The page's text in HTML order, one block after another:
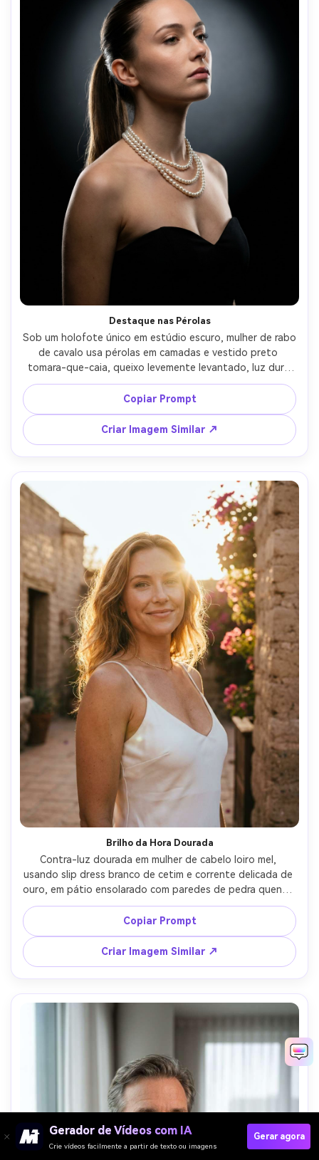
Destaque nas Pérolas
Sob um holofote único em estúdio escuro, mulher de rabo
de cavalo usa pérolas em camadas e vestido preto
tomara-que-caia, queixo levemente levantado, luz dura
suavizada com difusor além de recorte sutil, Leica SL2
90mm f/2, enquadramento apertado de rosto e ombros,
glamour de alto padrão dramático, textura natural da
pele, detalhes nítidos das pérolas, alta resolução --ar 4:5
Copiar Prompt
Criar Imagem Similar ↗
Brilho da Hora Dourada
Contra-luz dourada em mulher de cabelo loiro mel,
usando slip dress branco de cetim e corrente delicada de
ouro, em pátio ensolarado com paredes de pedra quente,
flare solar mais preenchimento de refletor, Canon EOS R5
50mm f/1.2, meio corpo, glamour suave e radiante,
textura realista da pele, sombras naturais, cor quente,
alta resolução --ar 4:5
Copiar Prompt
Criar Imagem Similar ↗
Gerador de Vídeos com IA
Crie vídeos facilmente a partir de texto ou imagens
Gerar agora